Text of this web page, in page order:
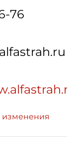
76